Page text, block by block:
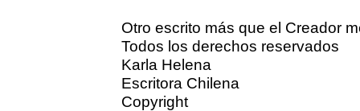
Otro escrito más que el Creador
Todos los derechos reservados
Karla Helena
Escritora Chilena
Copyright